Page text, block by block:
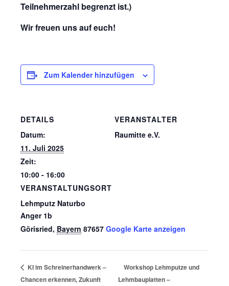
Teilnehmerzahl begrenzt ist.)
Wir freuen uns auf euch!
Zum Kalender hinzufügen
DETAILS
Datum:
11. Juli 2025
Zeit:
10:00 - 16:00
VERANSTALTUNGSORT
Lehmputz Naturbo
Anger 1b
Görisried, Bayern 87657 Google Karte anzeigen
VERANSTALTER
Raumitte e.V.
KI im Schreinerhandwerk –
Chancen erkennen, Zukunft
Workshop Lehmputze und
Lehmbauplatten –